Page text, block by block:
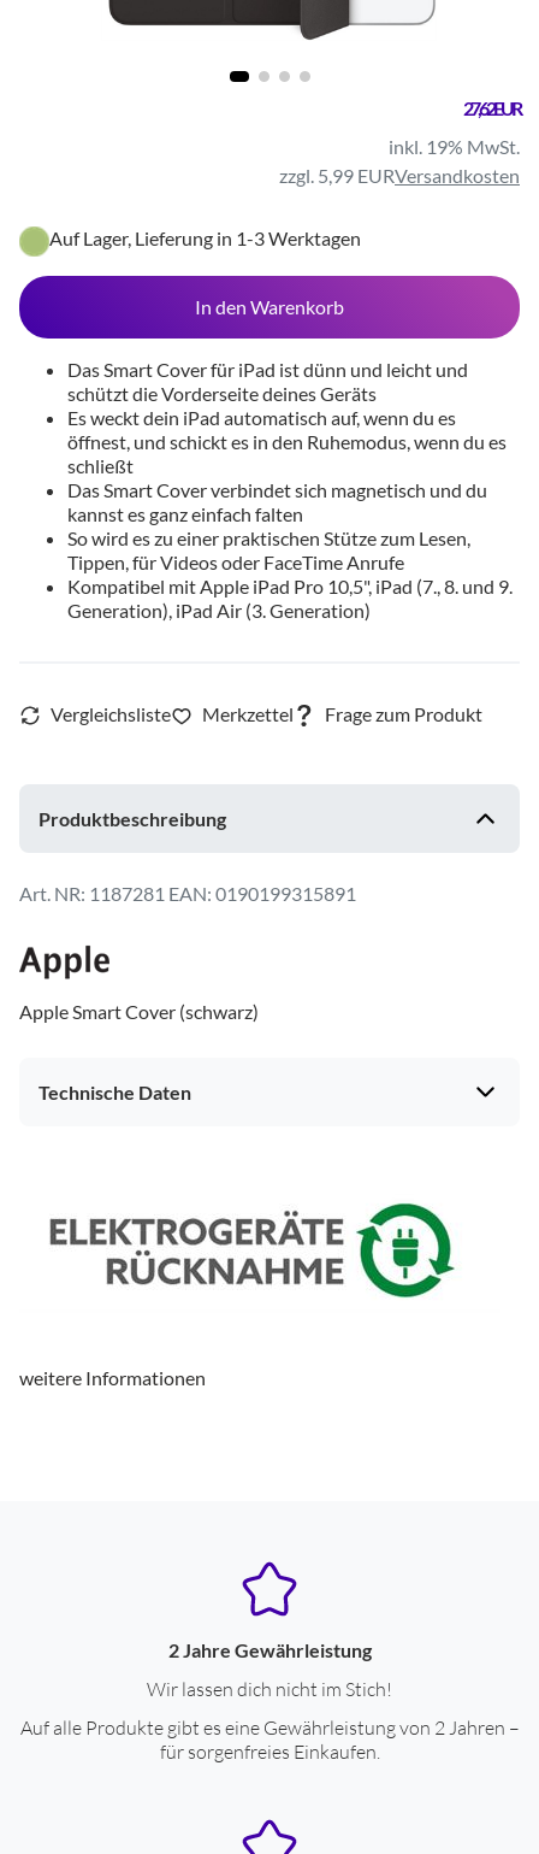
27,62 EUR
inkl. 19% MwSt.
zzgl. 5,99 EURVersandkosten
Auf Lager, Lieferung in 1-3 Werktagen
In den Warenkorb
Das Smart Cover für iPad ist dünn und leicht und
schützt die Vorderseite deines Geräts
Es weckt dein iPad automatisch auf, wenn du es
öffnest, und schickt es in den Ruhemodus, wenn du es
schließt
Das Smart Cover verbindet sich magnetisch und du
kannst es ganz einfach falten
So wird es zu einer praktischen Stütze zum Lesen,
Tippen, für Videos oder FaceTime Anrufe
Kompatibel mit Apple iPad Pro 10,5", iPad (7., 8. und 9.
Generation), iPad Air (3. Generation)
Produktbeschreibung
1187281 EAN: 0190199315891
Apple Smart Cover (schwarz)
Technische Daten
weitere Informationen
2 Jahre Gewährleistung
Wir lassen dich nicht im Stich!
Auf alle Produkte gibt es eine Gewährleistung von 2 Jahren –
für sorgenfreies Einkaufen.